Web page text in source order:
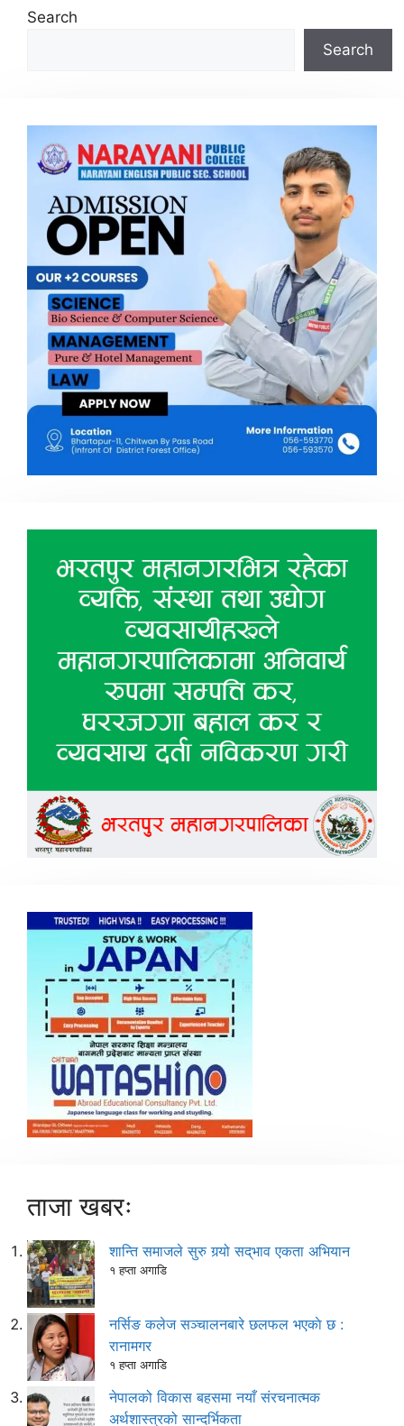
Search
Search
ताजा खबरः
शान्ति समाजले सुरु गर्‍यो सद्‌भाव एकता अभियान
१ हप्ता अगाडि
नर्सिङ कलेज सञ्चालनबारे छलफल भएकाे छ :
रानामगर
१ हप्ता अगाडि
नेपालको विकास बहसमा नयाँ संरचनात्मक
अर्थशास्त्रको सान्दर्भिकता